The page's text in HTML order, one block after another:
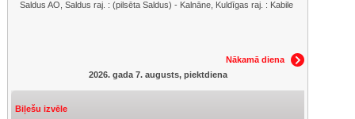
Saldus AO, Saldus raj. : (pilsēta Saldus) - Kalnāne, Kuldīgas raj. : Kabile
Nākamā diena
2026. gada 7. augusts, piektdiena
Biļešu izvēle